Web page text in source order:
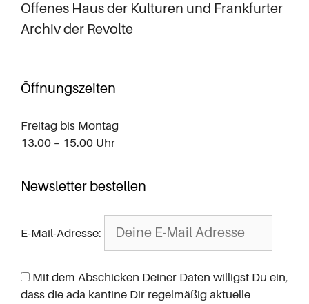
Offenes Haus der Kulturen und Frankfurter
Archiv der Revolte
Öffnungszeiten
Freitag bis Montag
13.00 – 15.00 Uhr
Newsletter bestellen
E-Mail-Adresse:
Mit dem Abschicken Deiner Daten willigst Du ein,
dass die ada kantine Dir regelmäßig aktuelle